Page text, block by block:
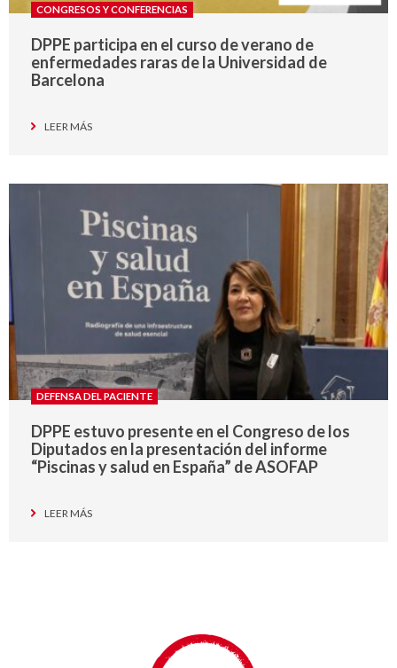
CONGRESOS Y CONFERENCIAS
DPPE participa en el curso de verano de
enfermedades raras de la Universidad de
Barcelona
LEER MÁS
DEFENSA DEL PACIENTE
DPPE estuvo presente en el Congreso de los
Diputados en la presentación del informe
“Piscinas y salud en España” de ASOFAP
LEER MÁS